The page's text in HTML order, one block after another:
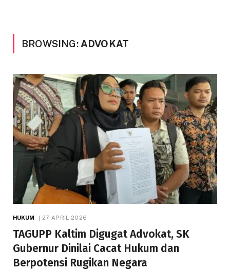
BROWSING: ADVOKAT
HUKUM 27 APRIL 2026
TAGUPP Kaltim Digugat Advokat, SK
Gubernur Dinilai Cacat Hukum dan
Berpotensi Rugikan Negara